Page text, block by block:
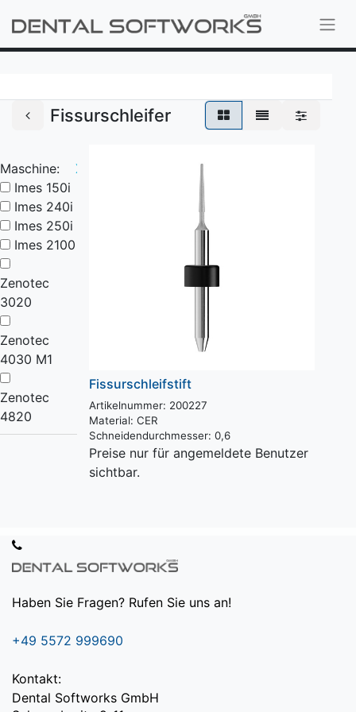
Fissurschleifer
Maschine:
X
Imes 150i
Imes 240i
Imes 250i
Imes 2100
Zenotec
3020
Zenotec
4030 M1
Zenotec
4820
Fissurschleifstift
Artikelnummer: 200227
Material: CER
Schneidendurchmesser: 0,6
Preise nur für angemeldete Benutzer
sichtbar.
Haben Sie Fragen? Rufen Sie uns an!
+49 5572 999690
Kontakt:
Dental Softworks GmbH